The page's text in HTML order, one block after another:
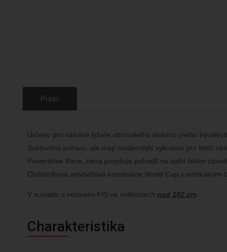
Popis
Určeno pro vášnivé lyžaře obrovského slalomu (nebo
Světového poháru, ale mají modernější vykrojení pro lehčí
Powerdrive Race, která povyšuje pohodlí na další faktor
Obdélníková sendvičová konstrukce World Cup s vertikálními
V souladu s normami FIS ve velikostech nad 182 cm.
Charakteristika